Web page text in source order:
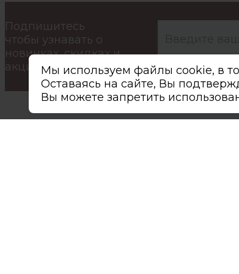
Подпишитесь
чтобы узнавать о
новинках, скидках и
акциях первым.
Подписываясь
Мы используем файлы cookie, в
Оставаясь на сайте, Вы
Вы можете запретить